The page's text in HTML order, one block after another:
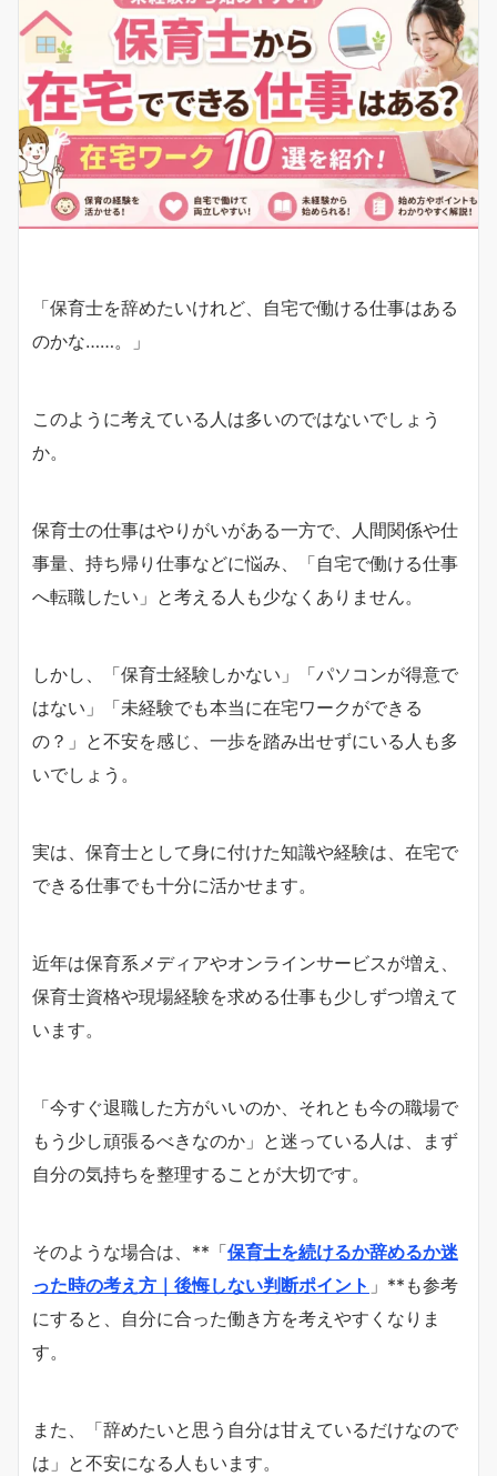
「保育士を辞めたいけれど、自宅で働ける仕事はある
のかな……。」
このように考えている人は多いのではないでしょう
か。
保育士の仕事はやりがいがある一方で、人間関係や仕
事量、持ち帰り仕事などに悩み、「自宅で働ける仕事
へ転職したい」と考える人も少なくありません。
しかし、「保育士経験しかない」「パソコンが得意で
はない」「未経験でも本当に在宅ワークができる
の？」と不安を感じ、一歩を踏み出せずにいる人も多
いでしょう。
実は、保育士として身に付けた知識や経験は、在宅で
できる仕事でも十分に活かせます。
近年は保育系メディアやオンラインサービスが増え、
保育士資格や現場経験を求める仕事も少しずつ増えて
います。
「今すぐ退職した方がいいのか、それとも今の職場で
もう少し頑張るべきなのか」と迷っている人は、まず
自分の気持ちを整理することが大切です。
そのような場合は、**「保育士を続けるか辞めるか迷
った時の考え方｜後悔しない判断ポイント 」**も参考
にすると、自分に合った働き方を考えやすくなりま
す。
また、「辞めたいと思う自分は甘えているだけなので
は」と不安になる人もいます。